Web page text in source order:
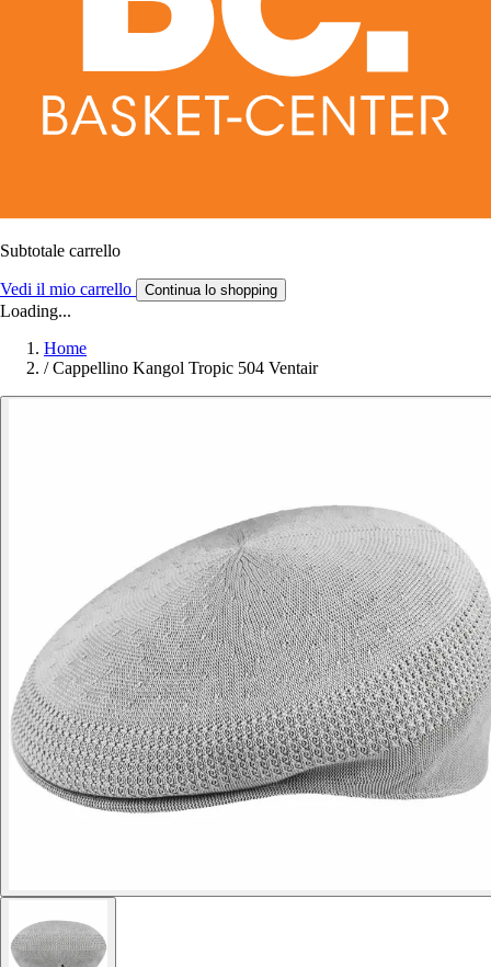
Subtotale carrello
Vedi il mio carrello Continua lo shopping
Loading...
Home
/ Cappellino Kangol Tropic 504 Ventair